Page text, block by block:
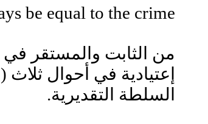
be equal to the crime.
من الثابت والمستقر في
إعتيادية في أحوال
السلطة التقديرية.